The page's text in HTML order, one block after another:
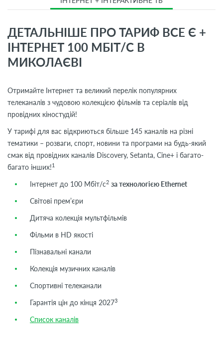
ДЕТАЛЬНІШЕ ПРО ТАРИФ ВСЕ Є +
ІНТЕРНЕТ 100 МБІТ/С В
МИКОЛАЄВІ
Отримайте Інтернет та великий перелік популярних
телеканалів з чудовою колекцією фільмів та серіалів від
провідних кіностудій!
У тарифі для вас відкриються більше 145 каналів на різні
тематики – розваги, спорт, новини та програми на будь-який
смак від провідних каналів Discovery, Setanta, Cine+ і багато-
багато інших!1
Інтернет до 100 Мбіт/с2 за технологією Ethernet
Світові прем’єри
Дитяча колекція мультфільмів
Фільми в HD якості
Пізнавальні канали
Колекція музичних каналів
Спортивні телеканали
Гарантія цін до кінця 20273
Список каналів